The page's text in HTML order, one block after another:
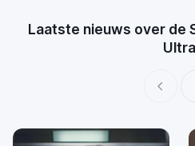
Laatste nieuws over de
Ultra